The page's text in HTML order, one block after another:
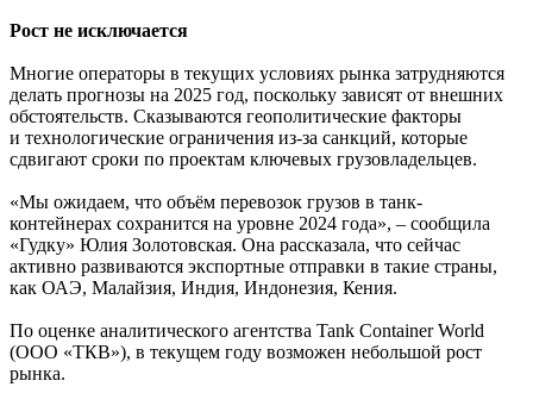
Рост не исключается
Многие операторы в текущих условиях рынка затрудняются
делать прогнозы на 2025 год, поскольку зависят от внешних
обстоятельств. Сказываются геополитические факторы
и технологические ограничения из-за санкций, которые
сдвигают сроки по проектам ключевых грузовладельцев.
«Мы ожидаем, что объём перевозок грузов в танк-
контейнерах сохранится на уровне 2024 года», – сообщила
«Гудку» Юлия Золотовская. Она рассказала, что сейчас
активно развиваются экспортные отправки в такие страны,
как ОАЭ, Малайзия, Индия, Индонезия, Кения.
По оценке аналитического агентства Tank Container World
(ООО «ТКВ»), в текущем году возможен небольшой рост
рынка.